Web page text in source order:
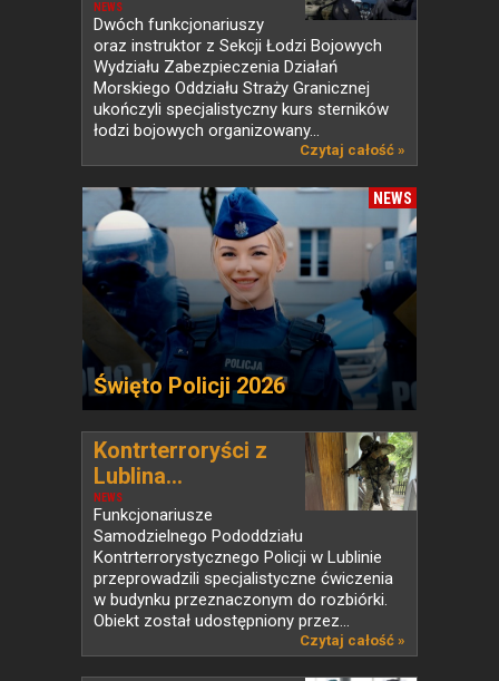
NEWS
Dwóch funkcjonariuszy
oraz instruktor z Sekcji Łodzi Bojowych
Wydziału Zabezpieczenia Działań
Morskiego Oddziału Straży Granicznej
ukończyli specjalistyczny kurs sterników
łodzi bojowych organizowany...
Czytaj całość »
NEWS
Święto Policji 2026
NEWS
Kontrterroryści z
Lublina...
Funkcjonariusze
Samodzielnego Pododdziału
Kontrterrorystycznego Policji w Lublinie
przeprowadzili specjalistyczne ćwiczenia
w budynku przeznaczonym do rozbiórki.
Obiekt został udostępniony przez...
Czytaj całość »